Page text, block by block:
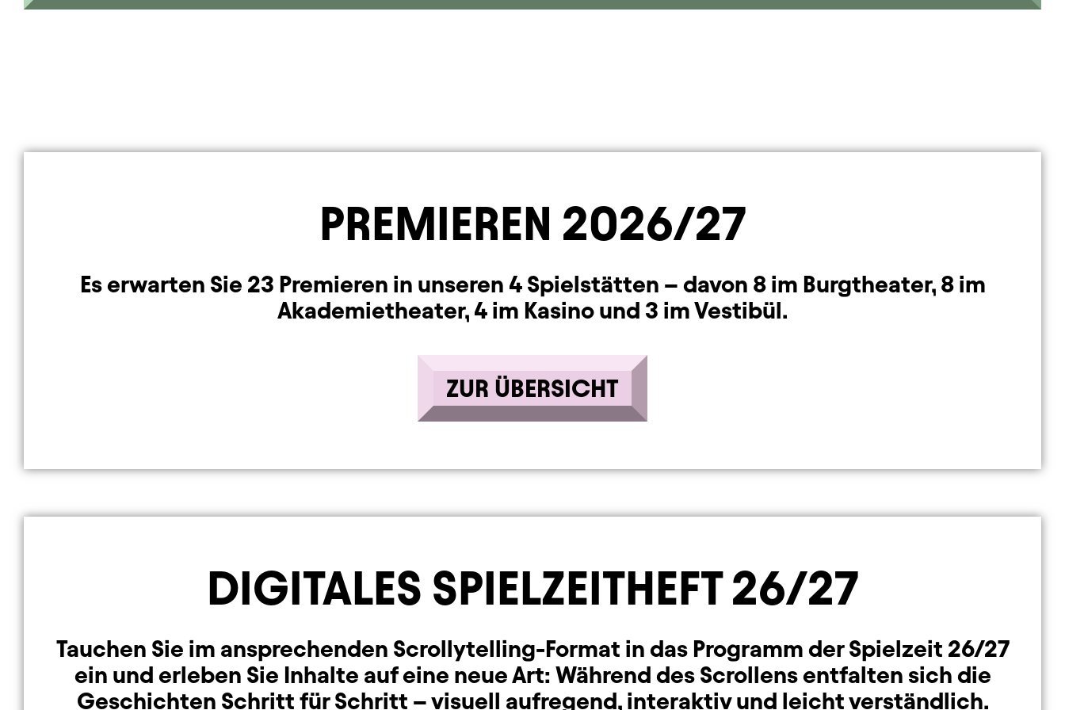
PREMIEREN 2026/27
Es erwarten Sie 23 Premieren in unseren 4 Spielstätten – davon 8 im Burgtheater, 8 im
Akademietheater, 4 im Kasino und 3 im Vestibül.
ZUR ÜBERSICHT
DIGITALES SPIELZEITHEFT 26/27
Tauchen Sie im ansprechenden Scrollytelling-Format in das Programm der Spielzeit 26/27
ein und erleben Sie Inhalte auf eine neue Art: Während des Scrollens entfalten sich die
Geschichten Schritt für Schritt – visuell aufregend, interaktiv und leicht verständlich.